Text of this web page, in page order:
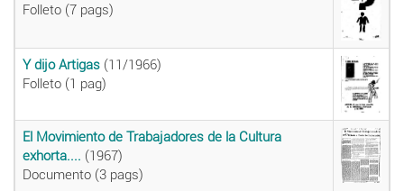
Folleto (7 pags)
Y dijo Artigas (11/1966)
Folleto (1 pag)
El Movimiento de Trabajadores de la Cultura
exhorta.... (1967)
Documento (3 pags)